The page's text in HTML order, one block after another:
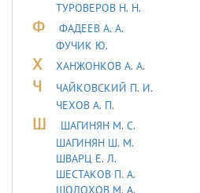
ТУРОВЕРОВ Н. Н.
Ф
ФАДЕЕВ А. А.
ФУЧИК Ю.
Х ХАНЖОНКОВ А. А.
Ч
ЧАЙКОВСКИЙ П. И.
ЧЕХОВ А. П.
Ш
ШАГИНЯН М. С.
ШАГИНЯН Ш. М.
ШВАРЦ Е. Л.
ШЕСТАКОВ П. А.
ШОЛОХОВ М. А.